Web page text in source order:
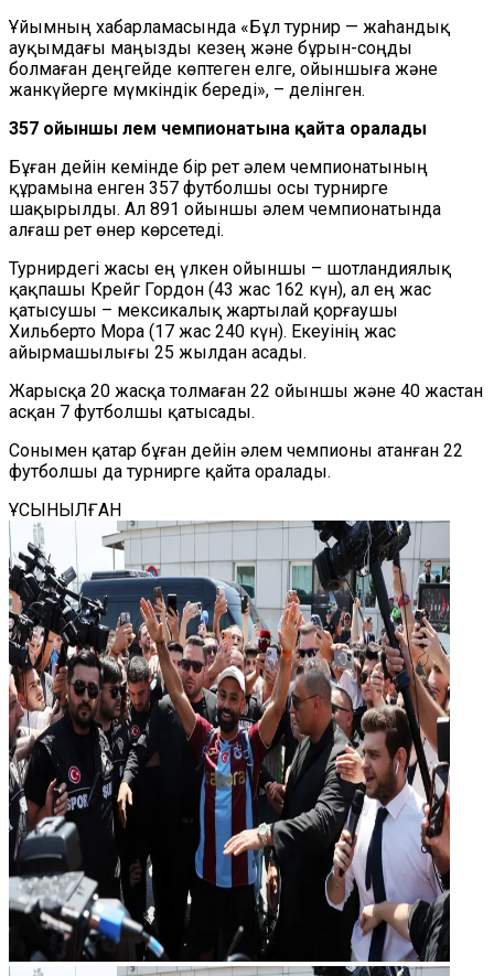
Ұйымның хабарламасында «Бұл турнир — жаһандық
ауқымдағы маңызды кезең және бұрын-соңды
болмаған деңгейде көптеген елге, ойыншыға және
жанкүйерге мүмкіндік береді», – делінген.
357 ойыншы әлем чемпионатына қайта оралады
Бұған дейін кемінде бір рет әлем чемпионатының
құрамына енген 357 футболшы осы турнирге
шақырылды. Ал 891 ойыншы әлем чемпионатында
алғаш рет өнер көрсетеді.
Турнирдегі жасы ең үлкен ойыншы – шотландиялық
қақпашы Крейг Гордон (43 жас 162 күн), ал ең жас
қатысушы – мексикалық жартылай қорғаушы
Хильберто Мора (17 жас 240 күн). Екеуінің жас
айырмашылығы 25 жылдан асады.
Жарысқа 20 жасқа толмаған 22 ойыншы және 40 жастан
асқан 7 футболшы қатысады.
Сонымен қатар бұған дейін әлем чемпионы атанған 22
футболшы да турнирге қайта оралады.
ҰСЫНЫЛҒАН